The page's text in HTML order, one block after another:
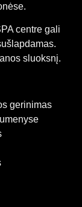
centre gali
sluoksnį.
gerinimas